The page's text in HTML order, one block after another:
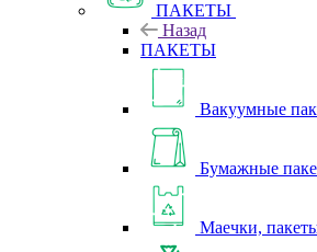
ПАКЕТЫ
Назад
ПАКЕТЫ
Вакуумные
Бумажные
Маечки,